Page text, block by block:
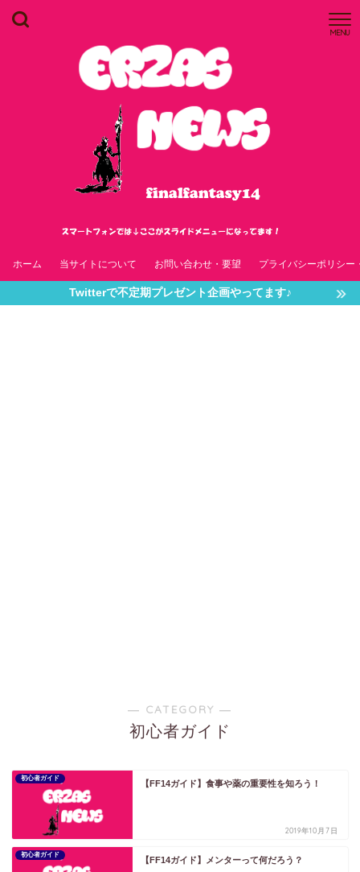
MENU
ホーム 当サイトについて お問い合わせ・要望 プライバシーポリシー
Twitterで不定期プレゼント企画やってます♪
― CATEGORY ―
初心者ガイド
初心者ガイド
【FF14ガイド】食事や薬の重要性を知ろう！
2019年10月7日
初心者ガイド
【FF14ガイド】メンターって何だろう？